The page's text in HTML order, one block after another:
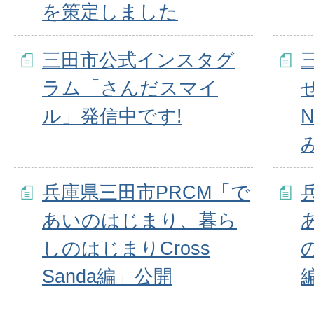
を策定しました
三田市公式インスタグ
ラム「さんだスマイ
ル」発信中です!
兵庫県三田市PRCM「で
あいのはじまり、暮ら
しのはじまりCross
Sanda編」公開